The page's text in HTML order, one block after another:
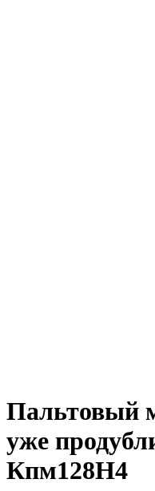
Пальтовый
уже
Кпм128Н4